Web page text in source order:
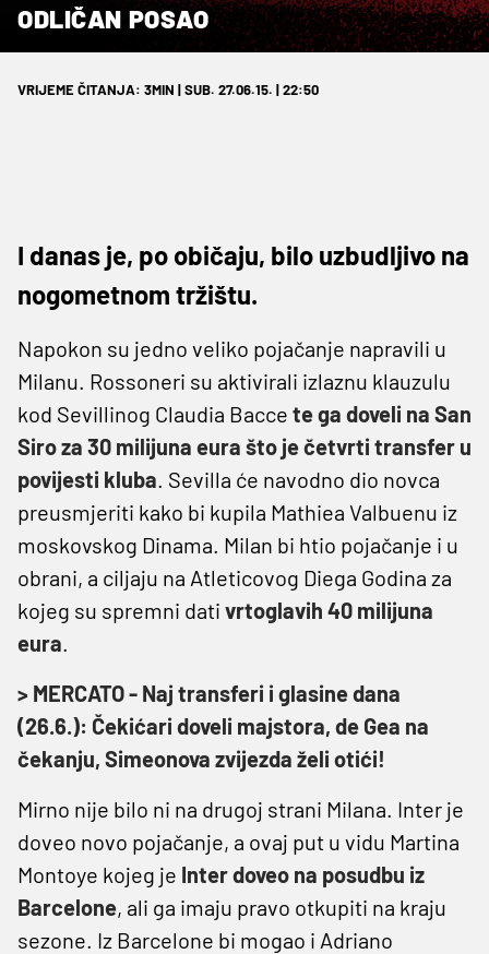
ODLIČAN POSAO
VRIJEME ČITANJA: 3MIN | SUB. 27.06.15. | 22:50
I danas je, po običaju, bilo uzbudljivo na
nogometnom tržištu.
Napokon su jedno veliko pojačanje napravili u
Milanu. Rossoneri su aktivirali izlaznu klauzulu
kod Sevillinog Claudia Bacce te ga doveli na San
Siro za 30 milijuna eura što je četvrti transfer u
povijesti kluba. Sevilla će navodno dio novca
preusmjeriti kako bi kupila Mathiea Valbuenu iz
moskovskog Dinama. Milan bi htio pojačanje i u
obrani, a ciljaju na Atleticovog Diega Godina za
kojeg su spremni dati vrtoglavih 40 milijuna
eura.
> MERCATO - Naj transferi i glasine dana
(26.6.): Čekićari doveli majstora, de Gea na
čekanju, Simeonova zvijezda želi otići!
Mirno nije bilo ni na drugoj strani Milana. Inter je
doveo novo pojačanje, a ovaj put u vidu Martina
Montoye kojeg je Inter doveo na posudbu iz
Barcelone, ali ga imaju pravo otkupiti na kraju
sezone. Iz Barcelone bi mogao i Adriano